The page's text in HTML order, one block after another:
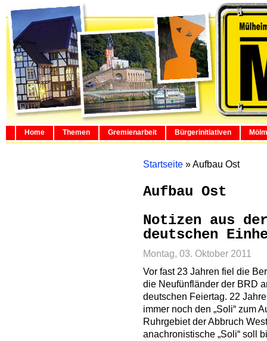
Home Themen Gremienarbeit Bürgerinitiativen
Startseite »Aufbau Ost
Aufbau Ost
Notizen aus
deutschen
Montag, 03. Oktober 2011
Vor fast 23 Jahren fiel die
die Neufünfländer der BRD
deutschen Feiertag. 22
immer noch den „Soli“ zum
Ruhrgebiet der Abbruch
anachronistische „Soli“ soll